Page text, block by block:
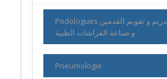
Podologues اخصائيي تدريم و تقويم القدمين
و صناعة الفراشات الطبية
Pneumologie